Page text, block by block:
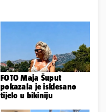
FOTO Maja Šuput
pokazala je isklesano
tijelo u bikiniju